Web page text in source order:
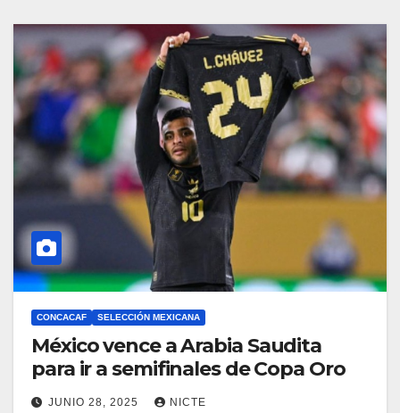
CONCACAF SELECCIÓN MEXICANA
México vence a Arabia Saudita
para ir a semifinales de Copa Oro
JUNIO 28, 2025 NICTE